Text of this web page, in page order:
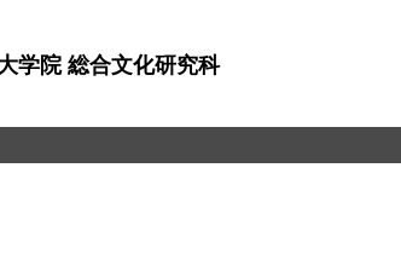
学院 総合文化研究科